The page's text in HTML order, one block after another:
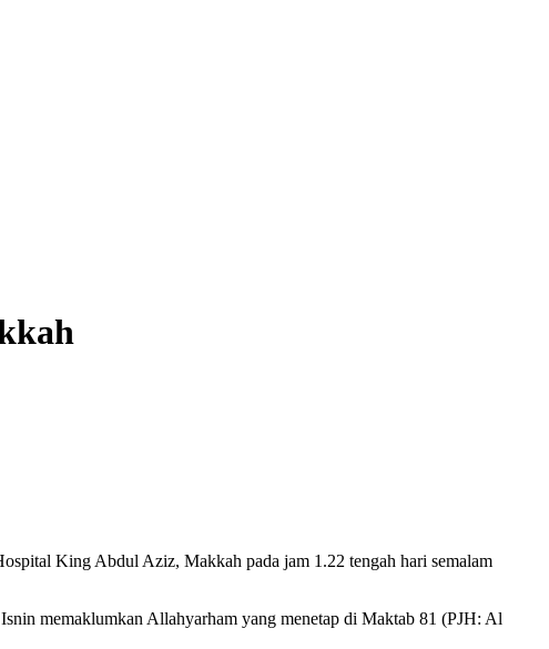
King Abdul Aziz, Makkah pada jam 1.22 tengah hari semalam
memaklumkan Allahyarham yang menetap di Maktab 81 (PJH: Al